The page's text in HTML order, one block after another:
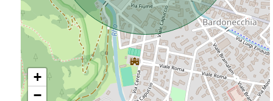
+
−
Da € 5.000.000 a € 10.000.000
Oltre € 10.000.000